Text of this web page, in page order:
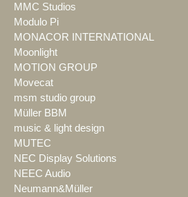
MMC Studios
Modulo Pi
MONACOR INTERNATIONAL
Moonlight
MOTION GROUP
Movecat
msm studio group
Müller BBM
music & light design
MUTEC
NEC Display Solutions
NEEC Audio
Neumann&Müller